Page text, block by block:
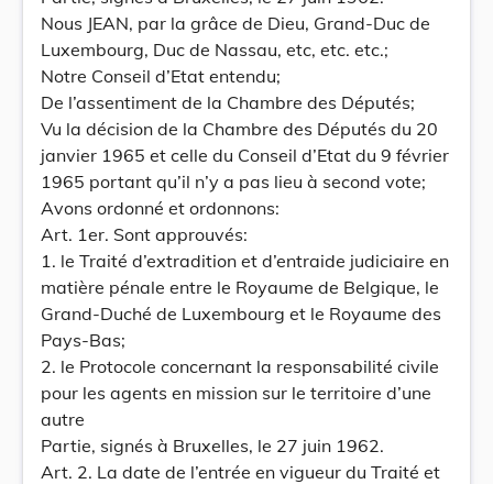
Nous JEAN, par la grâce de Dieu, Grand-Duc de
Luxembourg, Duc de Nassau, etc, etc. etc.;
Notre Conseil d’Etat entendu;
De l’assentiment de la Chambre des Députés;
Vu la décision de la Chambre des Députés du 20
janvier 1965 et celle du Conseil d’Etat du 9 février
1965 portant qu’il n’y a pas lieu à second vote;
Avons ordonné et ordonnons:
Art. 1er. Sont approuvés:
1. le Traité d’extradition et d’entraide judiciaire en
matière pénale entre le Royaume de Belgique, le
Grand-Duché de Luxembourg et le Royaume des
Pays-Bas;
2. le Protocole concernant la responsabilité civile
pour les agents en mission sur le territoire d’une
autre
Partie, signés à Bruxelles, le 27 juin 1962.
Art. 2. La date de l’entrée en vigueur du Traité et